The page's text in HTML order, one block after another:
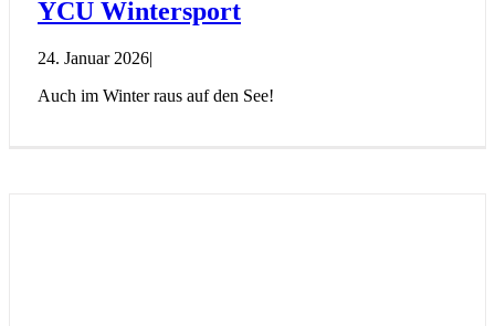
YCU Wintersport
24. Januar 2026|
Auch im Winter raus auf den See!